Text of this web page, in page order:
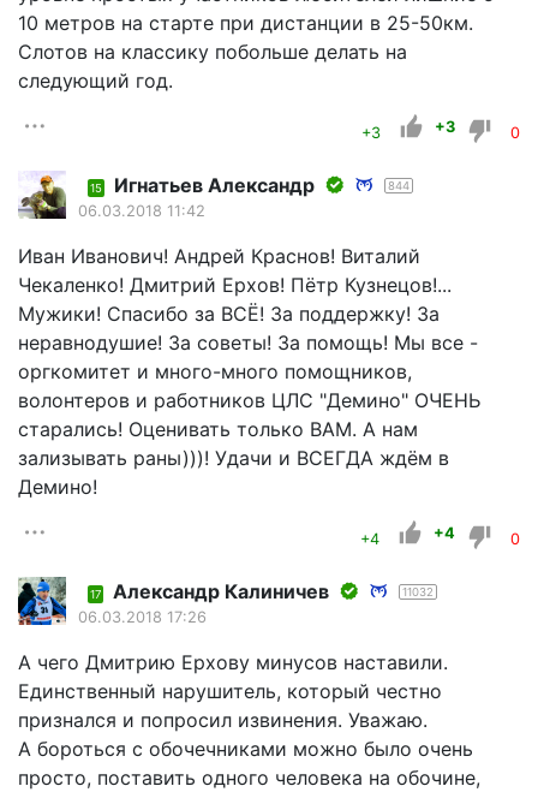
10 метров на старте при дистанции в 25-50км.
Слотов на классику побольше делать на
следующий год.
+3 +3 0
15 Игнатьев Александр 844
06.03.2018 11:42
Иван Иванович! Андрей Краснов! Виталий
Чекаленко! Дмитрий Ерхов! Пётр Кузнецов!...
Мужики! Спасибо за ВСЁ! За поддержку! За
неравнодушие! За советы! За помощь! Мы все -
оргкомитет и много-много помощников,
волонтеров и работников ЦЛС "Демино" ОЧЕНЬ
старались! Оценивать только ВАМ. А нам
зализывать раны)))! Удачи и ВСЕГДА ждём в
Демино!
+4 +4 0
17 Александр Калиничев 11032
06.03.2018 17:26
А чего Дмитрию Ерхову минусов наставили.
Единственный нарушитель, который честно
признался и попросил извинения. Уважаю.
А бороться с обочечниками можно было очень
просто, поставить одного человека на обочине,